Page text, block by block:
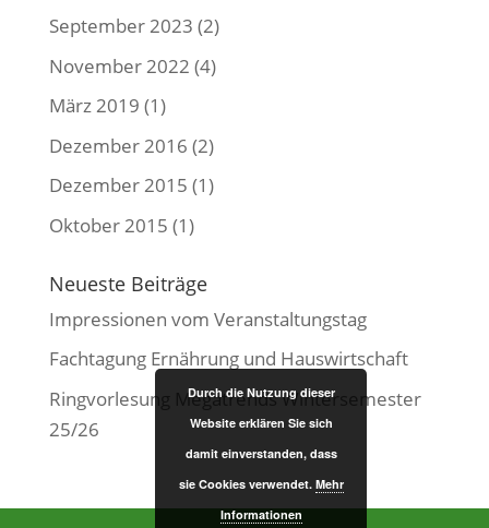
September 2023 (2)
November 2022 (4)
März 2019 (1)
Dezember 2016 (2)
Dezember 2015 (1)
Oktober 2015 (1)
Neueste Beiträge
Impressionen vom Veranstaltungstag
Fachtagung Ernährung und Hauswirtschaft
Ringvorlesung Megatrends Wintersemester
25/26
Durch die Nutzung dieser
Website erklären Sie sich
damit einverstanden, dass
sie Cookies verwendet. Mehr
Informationen